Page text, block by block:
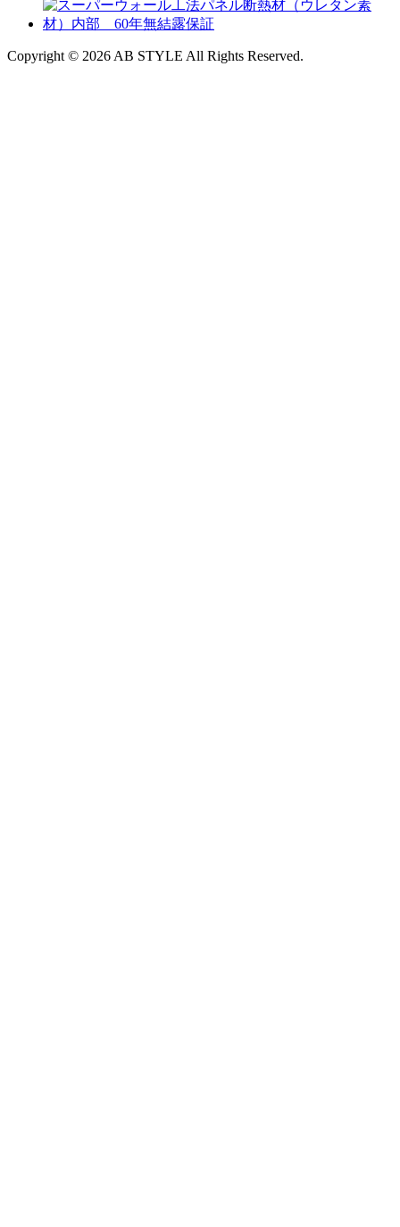
Copyright © 2026 AB STYLE All Rights Reserved.